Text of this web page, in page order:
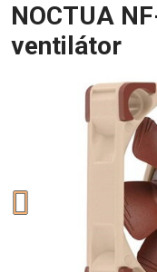
NOCTUA
ventilátor